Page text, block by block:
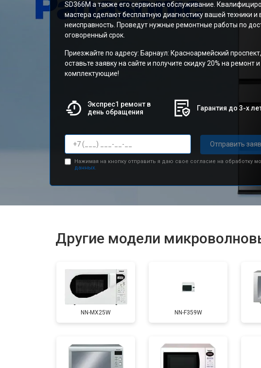
SD366M а также его сервисное обслуживание.
мастера сделают бесплатную диагностику вашей техники и
неисправность. Проведут нужные ремонтные работы по
оговоренный срок.
Приезжайте по адресу: Барнаул: Красноармейский
оставьте заявку на сайте и получите скидку 20% на ремонт и
комплектующие!
Экспрес1 ремонт в
день обращения
Гарантия до 3-х
Отправить
Нажимая на кнопку отправить я даю свое согласие на обработку
данных.
Другие модели
NN-MX25W NN-F359W